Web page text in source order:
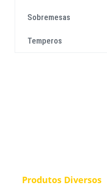
Sobremesas
Temperos
Produtos Diversos